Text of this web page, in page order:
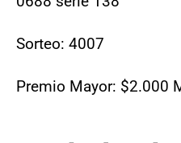
Sorteo: 4007
Premio Mayor: $2.000